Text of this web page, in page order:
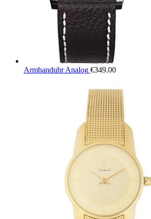
Armbanduhr Analog €349.00